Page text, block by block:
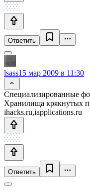
Ответить
lsass15 мар 2009 в 11:30
Специализированные
Хранилища крякнутых
ihacks.ru,iapplications.ru
Ответить